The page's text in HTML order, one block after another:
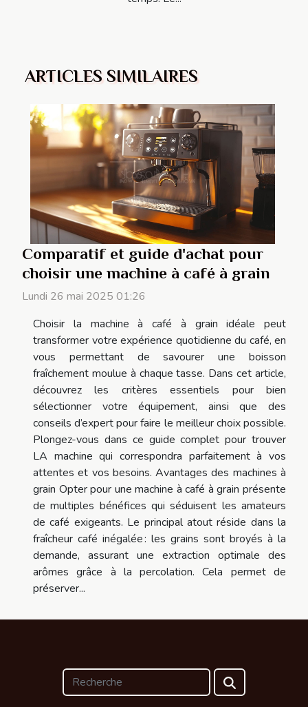
ARTICLES SIMILAIRES
Comparatif et guide d'achat pour
choisir une machine à café à grain
Lundi 26 mai 2025 01:26
Choisir la machine à café à grain idéale peut
transformer votre expérience quotidienne du café, en
vous permettant de savourer une boisson
fraîchement moulue à chaque tasse. Dans cet article,
découvrez les critères essentiels pour bien
sélectionner votre équipement, ainsi que des
conseils d’expert pour faire le meilleur choix possible.
Plongez-vous dans ce guide complet pour trouver
LA machine qui correspondra parfaitement à vos
attentes et vos besoins. Avantages des machines à
grain Opter pour une machine à café à grain présente
de multiples bénéfices qui séduisent les amateurs
de café exigeants. Le principal atout réside dans la
fraîcheur café inégalée : les grains sont broyés à la
demande, assurant une extraction optimale des
arômes grâce à la percolation. Cela permet de
préserver...